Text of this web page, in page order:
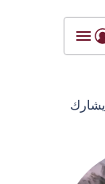
يشارك